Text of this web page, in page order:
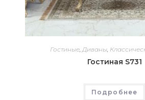
Гостиные,Диваны,
Гостиная S731
Подробнее